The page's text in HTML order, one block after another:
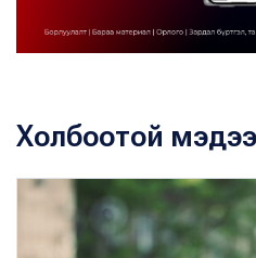
Холбоотой мэдээ